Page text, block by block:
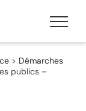
> Démarches
publics –